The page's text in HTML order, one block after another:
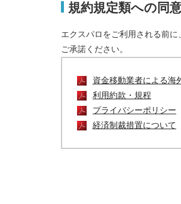
規約規定類への同
エクスパロをご利用される前
ご承諾ください。
資金移動業者による海
利用約款・規程
プライバシーポリシー
経済制裁措置について